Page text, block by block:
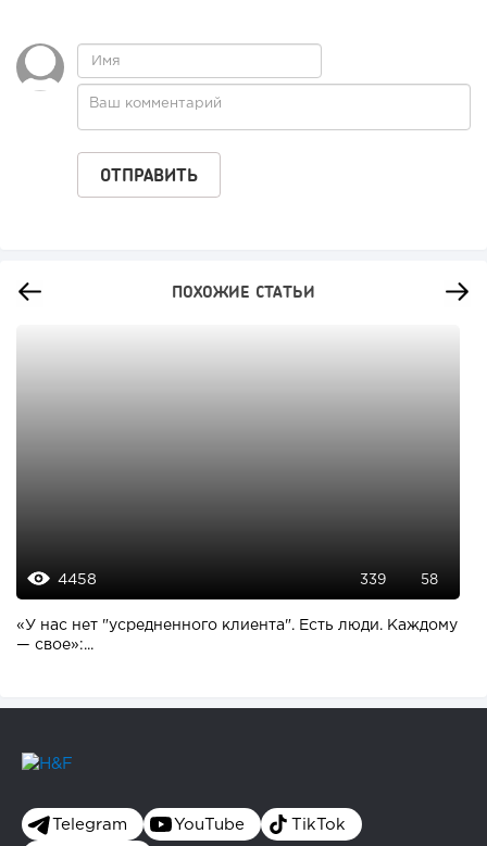
ПОХОЖИЕ СТАТЬИ
4458 339 58
«У нас нет "усредненного клиента". Есть люди. Каждому
— свое»:...
Telegram YouTube TikTok